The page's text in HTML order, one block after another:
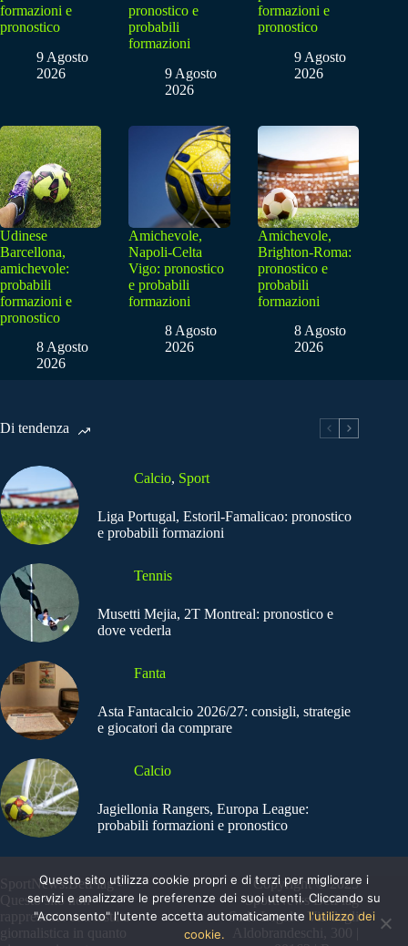
formazioni e
pronostico
9 Agosto
2026
pronostico e
probabili
formazioni
9 Agosto
2026
formazioni e
pronostico
9 Agosto
2026
Udinese
Barcellona,
amichevole:
probabili
formazioni e
pronostico
8 Agosto
2026
Amichevole,
Napoli-Celta
Vigo: pronostico
e probabili
formazioni
8 Agosto
2026
Amichevole,
Brighton-Roma:
pronostico e
probabili
formazioni
8 Agosto
2026
Di tendenza
Calcio, Sport
Liga Portugal, Estoril-Famalicao: pronostico
e probabili formazioni
Tennis
Musetti Mejia, 2T Montreal: pronostico e
dove vederla
Fanta
Asta Fantacalcio 2026/27: consigli, strategie
e giocatori da comprare
Calcio
Jagiellonia Rangers, Europa League:
probabili formazioni e pronostico
SportNews.BetFlag -
Questo sito non
rappresenta una testata
giornalistica in quanto
Copyright © 2025
SportNews BetFlag
Sede Legale: Via degli
Aldobrandeschi, 300 |
Questo sito utilizza cookie propri e di terzi per migliorare i
servizi e analizzare le preferenze dei suoi utenti. Cliccando su
"Acconsento" l'utente accetta automaticamente l'utilizzo dei
cookie.